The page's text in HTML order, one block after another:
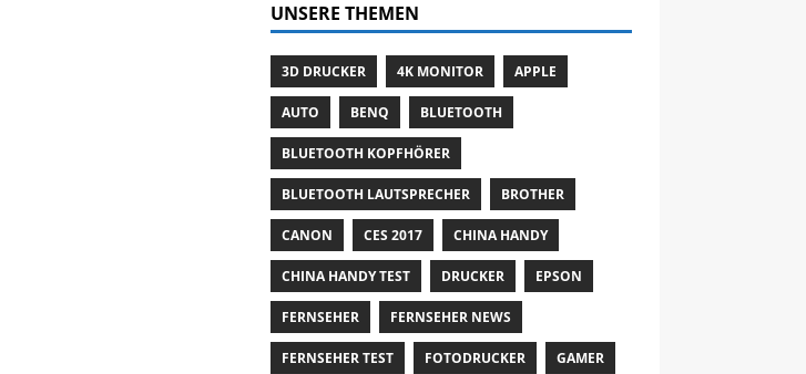
UNSERE THEMEN
3D DRUCKER 4K MONITOR APPLE
AUTO BENQ BLUETOOTH
BLUETOOTH KOPFHÖRER
BLUETOOTH LAUTSPRECHER BROTHER
CANON CES 2017 CHINA HANDY
CHINA HANDY TEST DRUCKER EPSON
FERNSEHER FERNSEHER NEWS
FERNSEHER TEST FOTODRUCKER GAMER